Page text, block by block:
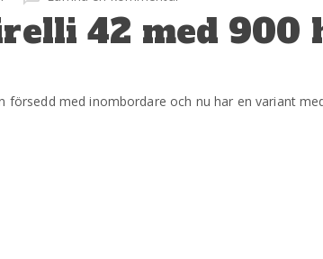
42 med 900
försedd med inombordare och nu har en variant